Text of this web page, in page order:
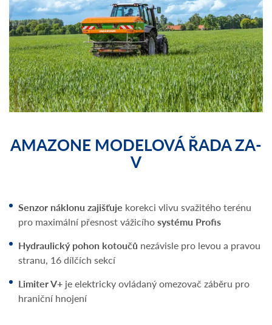
AMAZONE MODELOVÁ ŘADA ZA-
V
Senzor náklonu zajišťuje korekci vlivu svažitého terénu
pro maximální přesnost vážicíhosystému Profis
Hydraulický pohon kotoučů nezávisle pro levou a pravou
stranu, 16 dílčích sekcí
Limiter V+ je elektricky ovládaný omezovač záběru pro
hraniční hnojení